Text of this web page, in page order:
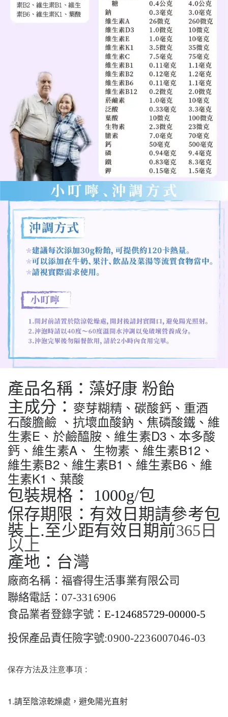
產品名稱： 藻好康 粉飴
主成分： 麥芽糊精、碳酸鈣、重酒
石酸膽鹼 、抗壞血酸鈉、焦磷酸鐵、維
生素E、於鹼醯胺、維生素D3、本多酸
鈣、維生素A、 生物素、維生素B12、
維生素B2、維生素B1、維生素B6、維
生素K1、葉酸
包裝規格： 1000g/包
保存期限： 有效日期請參考包
裝上.至少距有效日期前365 日
以上
產地： 台灣
廠商名稱： 福睿得生活事業有限公司
聯絡電話： 07-3316906
食品業者登錄字號：E-124685729-00000-5
投保產品責任險字號:0900-2236007046-03
保存方法及注意事項 :
1.請至陰涼乾燥處，避免陽光直射